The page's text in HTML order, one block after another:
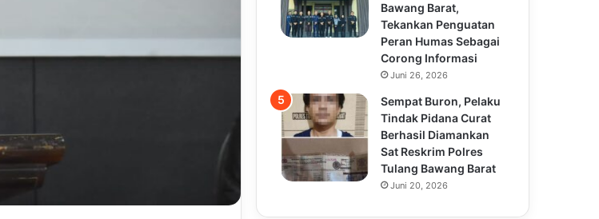
Bawang Barat,
Tekankan Penguatan
Peran Humas Sebagai
Corong Informasi
Juni 26, 2026
Sempat Buron, Pelaku
Tindak Pidana Curat
Berhasil Diamankan
Sat Reskrim Polres
Tulang Bawang Barat
Juni 20, 2026